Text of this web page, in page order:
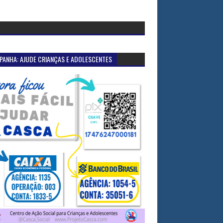
AJUDE CRIANÇAS E ADOLESCENTES